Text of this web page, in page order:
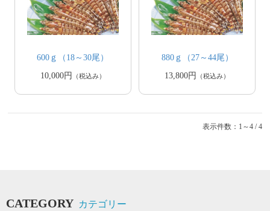
600ｇ（18～30尾）
10,000円
（税込み）
880ｇ（27～44尾）
13,800円
（税込み）
表示件数：1～4 / 4
CATEGORY カテゴリー